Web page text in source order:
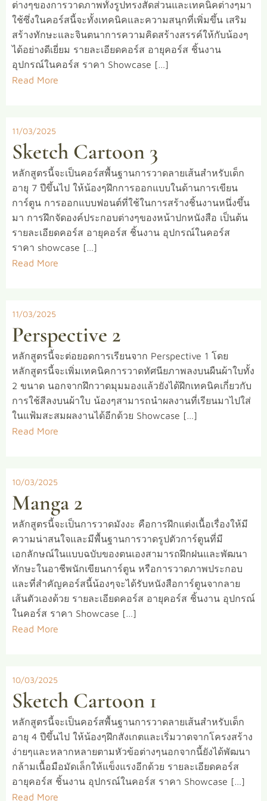
ต่างๆของการวาดภาพทั้งรูปทรงสัดส่วนและเทคนิคต่างๆมา
ใช้ซึ่งในคอร์สนี้จะทั้งเทคนิคและความสนุกที่เพิ่มขึ้น เสริม
สร้างทักษะและจินตนาการความคิดสร้างสรรค์ให้กับน้องๆ
ได้อย่างดีเยี่ยม รายละเอียดคอร์ส อายุคอร์ส ชิ้นงาน
อุปกรณ์ในคอร์ส ราคา Showcase […]
Read More
11/03/2025
Sketch Cartoon 3
หลักสูตรนี้จะเป็นคอร์สพื้นฐานการวาดลายเส้นสำหรับเด็ก
อายุ 7 ปีขึ้นไป ให้น้องๆฝึกการออกแบบในด้านการเขียน
การ์ตูน การออกแบบฟอนต์ที่ใช้ในการสร้างชิ้นงานหนึ่งขึ้น
มา การฝึกจัดองค์ประกอบต่างๆของหน้าปกหนังสือ เป็นต้น
รายละเอียดคอร์ส อายุคอร์ส ชิ้นงาน อุปกรณ์ในคอร์ส
ราคา showcase […]
Read More
11/03/2025
Perspective 2
หลักสูตรนี้จะต่อยอดการเรียนจาก Perspective 1 โดย
หลักสูตรนี้จะเพิ่มเทคนิคการวาดทัศนียภาพลงบนผืนผ้าใบทั้ง
2 ขนาด นอกจากฝึกวาดมุมมองแล้วยังได้ฝึกเทคนิคเกี่ยวกับ
การใช้สีลงบนผ้าใบ น้องๆสามารถนำผลงานที่เรียนมาไปใส่
ในแฟ้มสะสมผลงานได้อีกด้วย Showcase […]
Read More
10/03/2025
Manga 2
หลักสูตรนี้จะเป็นการวาดมังงะ คือการฝึกแต่งเนื้อเรื่องให้มี
ความน่าสนใจและมีพื้นฐานการวาดรูปตัวการ์ตูนที่มี
เอกลักษณ์ในแบบฉบับของตนเองสามารถฝึกฝนและพัฒนา
ทักษะในอาชีพนักเขียนการ์ตูน หรือการวาดภาพประกอบ
และที่สำคัญคอร์สนี้น้องๆจะได้รับหนังสือการ์ตูนจากลาย
เส้นตัวเองด้วย รายละเอียดคอร์ส อายุคอร์ส ชิ้นงาน อุปกรณ์
ในคอร์ส ราคา Showcase […]
Read More
10/03/2025
Sketch Cartoon 1
หลักสูตรนี้จะเป็นคอร์สพื้นฐานการวาดลายเส้นสำหรับเด็ก
อายุ 4 ปีขึ้นไป ให้น้องๆฝึกสังเกตและเริ่มวาดจากโครงสร้าง
ง่ายๆและหลากหลายตามหัวข้อต่างๆนอกจากนี้ยังได้พัฒนา
กล้ามเนื้อมือมัดเล็กให้แข็งแรงอีกด้วย รายละเอียดคอร์ส
อายุคอร์ส ชิ้นงาน อุปกรณ์ในคอร์ส ราคา Showcase […]
Read More